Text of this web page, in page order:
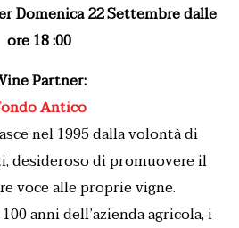
Domenica 22 Settembre dalle
ore 18 :00
Partner:
Antico
nel 1995 dalla volontà di
desideroso di promuovere il
voce alle proprie vigne.
anni dell’azienda agricola, i